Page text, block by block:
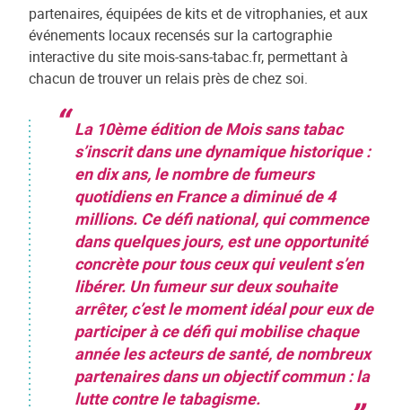
partenaires, équipées de kits et de vitrophanies, et aux
événements locaux recensés sur la cartographie
interactive du site mois-sans-tabac.fr, permettant à
chacun de trouver un relais près de chez soi.
La 10ème édition de Mois sans tabac
s’inscrit dans une dynamique historique :
en dix ans, le nombre de fumeurs
quotidiens en France a diminué de 4
millions. Ce défi national, qui commence
dans quelques jours, est une opportunité
concrète pour tous ceux qui veulent s’en
libérer. Un fumeur sur deux souhaite
arrêter, c’est le moment idéal pour eux de
participer à ce défi qui mobilise chaque
année les acteurs de santé, de nombreux
partenaires dans un objectif commun : la
lutte contre le tabagisme.